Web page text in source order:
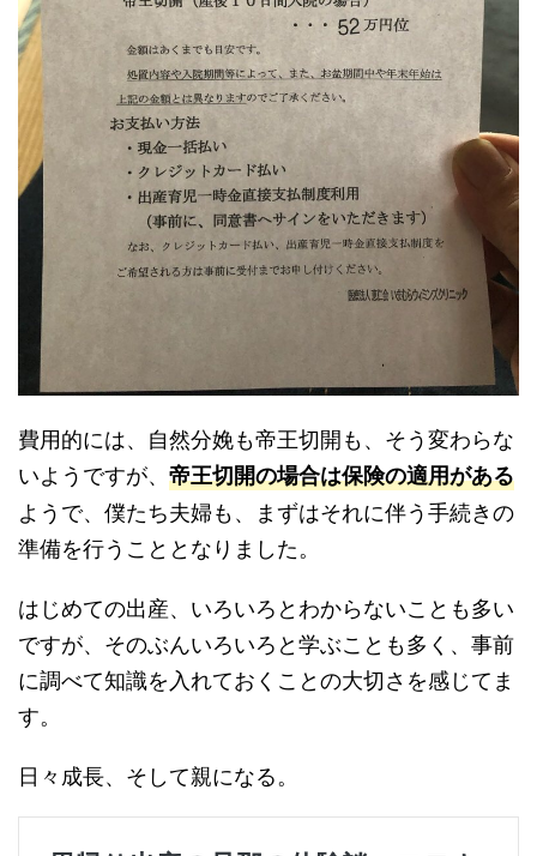
費用的には、自然分娩も帝王切開も、そう変わらな
いようですが、 帝王切開の場合は保険の適用がある
ようで、僕たち夫婦も、まずはそれに伴う手続きの
準備を行うこととなりました。
はじめての出産、いろいろとわからないことも多い
ですが、そのぶんいろいろと学ぶことも多く、事前
に調べて知識を入れておくことの大切さを感じてま
す。
日々成長、そして親になる。